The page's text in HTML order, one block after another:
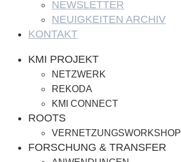
NEWSLETTER
NEUIGKEITEN ARCHIV
KONTAKT
KMI PROJEKT
NETZWERK
REKODA
KMI CONNECT
ROOTS
VERNETZUNGSWORKSHOP
FORSCHUNG & TRANSFER